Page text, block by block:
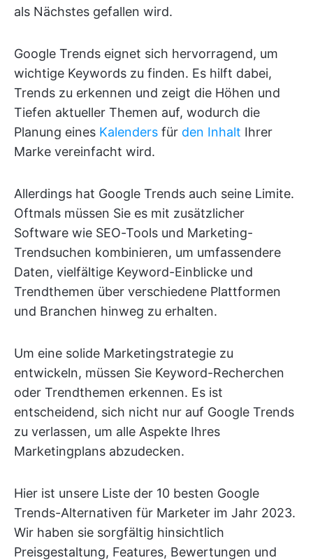
als Nächstes gefallen wird.
Google Trends eignet sich hervorragend, um
wichtige Keywords zu finden. Es hilft dabei,
Trends zu erkennen und zeigt die Höhen und
Tiefen aktueller Themen auf, wodurch die
Planung eines Kalenders für den Inhalt Ihrer
Marke vereinfacht wird.
Allerdings hat Google Trends auch seine Limite.
Oftmals müssen Sie es mit zusätzlicher
Software wie SEO-Tools und Marketing-
Trendsuchen kombinieren, um umfassendere
Daten, vielfältige Keyword-Einblicke und
Trendthemen über verschiedene Plattformen
und Branchen hinweg zu erhalten.
Um eine solide Marketingstrategie zu
entwickeln, müssen Sie Keyword-Recherchen
oder Trendthemen erkennen. Es ist
entscheidend, sich nicht nur auf Google Trends
zu verlassen, um alle Aspekte Ihres
Marketingplans abzudecken.
Hier ist unsere Liste der 10 besten Google
Trends-Alternativen für Marketer im Jahr 2023.
Wir haben sie sorgfältig hinsichtlich
Preisgestaltung, Features, Bewertungen und